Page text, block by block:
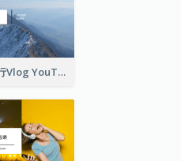
藍山背景徒步旅行Vlog YouTube頻道圖片